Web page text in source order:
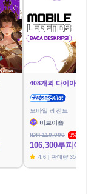
408개의 다이아몬드
모바일 레전드
비브이숍
IDR 110,000
3%
106,300루피아
4.6 | 판매량 3576개